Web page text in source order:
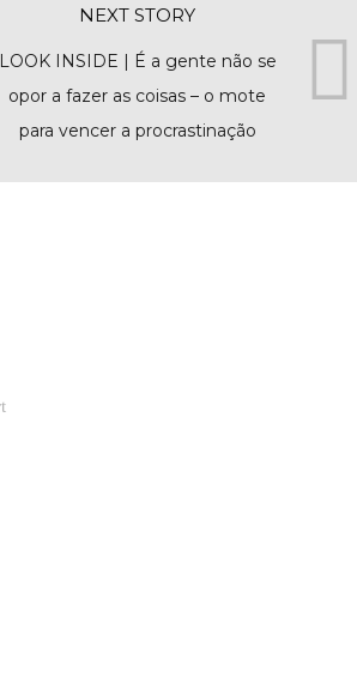
NEXT STORY
LOOK INSIDE | É a gente não se
opor a fazer as coisas – o mote
para vencer a procrastinação